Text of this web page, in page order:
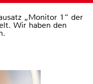
„Monitor 1“ der
Wir haben den